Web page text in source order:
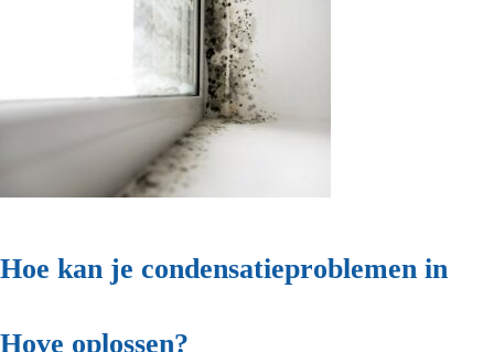
Hoe kan je condensatieproblemen in
Hove oplossen?